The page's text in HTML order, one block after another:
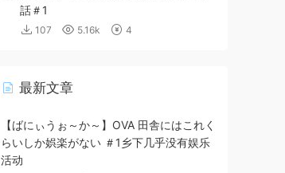
話＃1
107 5.16k 4
最新文章
【ばにぃうぉ～か～】OVA 田舎にはこれく
らいしか娯楽がない ＃1乡下几乎没有娱乐
活动